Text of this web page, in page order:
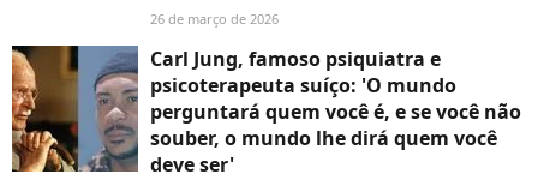
26 de março de 2026
Carl Jung, famoso psiquiatra e
psicoterapeuta suíço: 'O mundo
perguntará quem você é, e se você não
souber, o mundo lhe dirá quem você
deve ser'